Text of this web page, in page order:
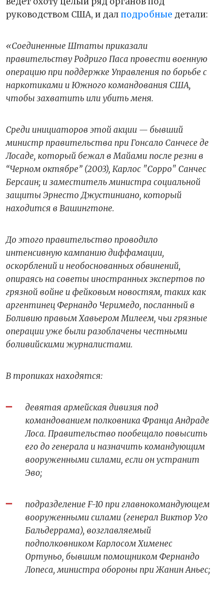
руководством США, и далподробные детали:
«Соединенные Штаты приказали
правительству Родриго Паса провести военную
операцию при поддержке Управления по борьбе с
наркотиками и Южного командования США,
чтобы захватить или убить меня.
Среди инициаторов этой акции — бывший
министр правительства при Гонсало Санчесе де
Лосаде, который бежал в Майами после резни в
“Черном октябре” (2003), Карлос "Сорро" Санчес
Берсаин; и заместитель министра социальной
защиты Эрнесто Джустиниано, который
находится в Вашингтоне.
До этого правительство проводило
интенсивную кампанию диффамации,
оскорблений и необоснованных обвинений,
опираясь на советы иностранных экспертов по
грязной войне и фейковым новостям, таких как
аргентинец Фернандо Черимедо, посланный в
Боливию правым Хавьером Милеем, чьи грязные
операции уже были разоблачены честными
боливийскими журналистами.
В тропиках находятся:
девятая армейская дивизия под
командованием полковника Франца Андраде
Лоса. Правительство пообещало повысить
его до генерала и назначить командующим
вооруженными силами, если он устранит
Эво;
подразделение F-10 при главнокомандующем
вооруженными силами (генерал Виктор Уго
Бальдеррама), возглавляемый
подполковником Карлосом Хименес
Ортуньо, бывшим помощником Фернандо
Лопеса, министра обороны при Жанин Аньес;